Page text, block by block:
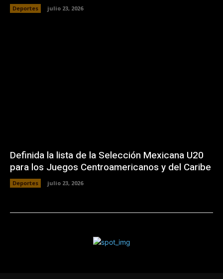
Deportes julio 23, 2026
Definida la lista de la Selección Mexicana U20
para los Juegos Centroamericanos y del Caribe
Deportes julio 23, 2026